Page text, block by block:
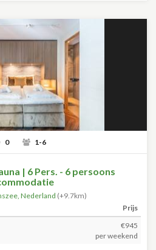
0 1-6
| 6 Pers. - 6 persoons
, Nederland (+9.7km)
Prijs
€945
per weekend